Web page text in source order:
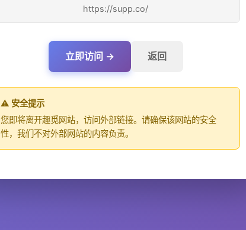
https://supp.co/
立即访问 → 返回
⚠️ 安全提示
您即将离开趣觅网站，访问外部链接。请确保该网站的安全
性，我们不对外部网站的内容负责。